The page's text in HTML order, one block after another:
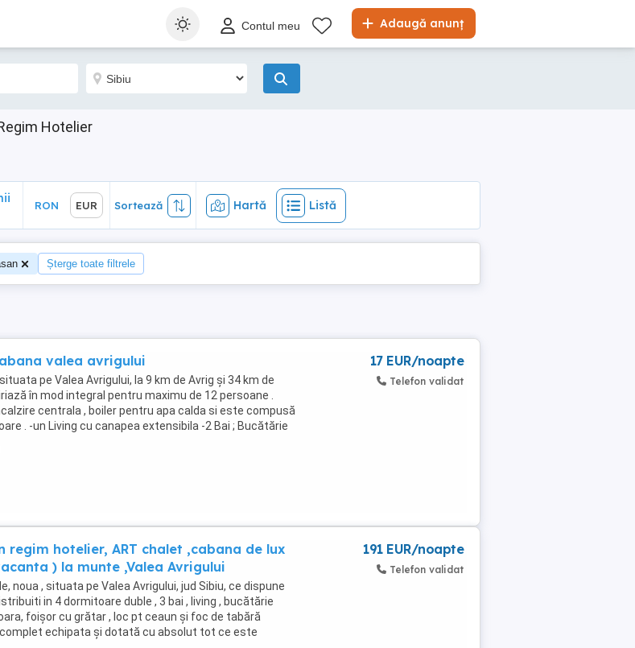
Adaugă anunț
Contul meu
Hotelier
Hartă Listă
RON EUR Sortează Hartă Listă
Șterge toate filtrele
valea avrigului
pe Valea Avrigului, la 9 km de Avrig și 34 km de
în mod integral pentru maximu de 12 persoane .
centrala , boiler pentru apa calda si este compusă
. -un Living cu canapea extensibila -2 Bai ; Bucătărie
...
17 EUR/noapte
Telefon validat
regim hotelier, ART chalet ,cabana de lux
) la munte ,Valea Avrigului
noua , situata pe Valea Avrigului, jud Sibiu, ce dispune
in 4 dormitoare duble , 3 bai , living , bucătărie
foișor cu grătar , loc pt ceaun și foc de tabără
echipata și dotată cu absolut tot ce este
191 EUR/noapte
Telefon validat